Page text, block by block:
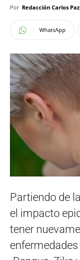
Por Redacción Carlos
WhatsApp
Partiendo de
el impacto
tener